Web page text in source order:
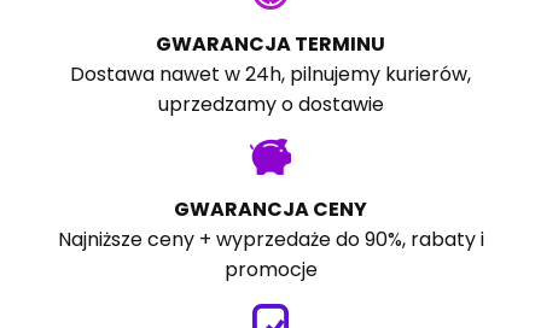
GWARANCJA TERMINU
Dostawa nawet w 24h, pilnujemy kurierów,
uprzedzamy o dostawie
GWARANCJA CENY
Najniższe ceny + wyprzedaże do 90%, rabaty i
promocje